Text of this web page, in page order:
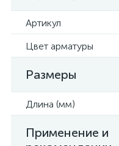
Артикул
Цвет арматуры
Размеры
Длина (мм)
Применение и